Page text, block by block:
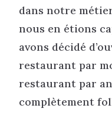
dans notre
nous en étions
avons décidé
restaurant par
restaurant par
complètement